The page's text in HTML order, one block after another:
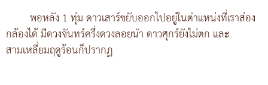
พอหลัง 1 ทุ่ม ดาวเสาร์ขยับออกไปอยู่ในตำแหน่งที่เราส่อง
กล้องได้ มีดวงจันทร์ครึ่งดวงลอยนำ ดาวศุกร์ยังไม่ตก และ
สามเหลี่ยมฤดูร้อนก็ปรากฏ